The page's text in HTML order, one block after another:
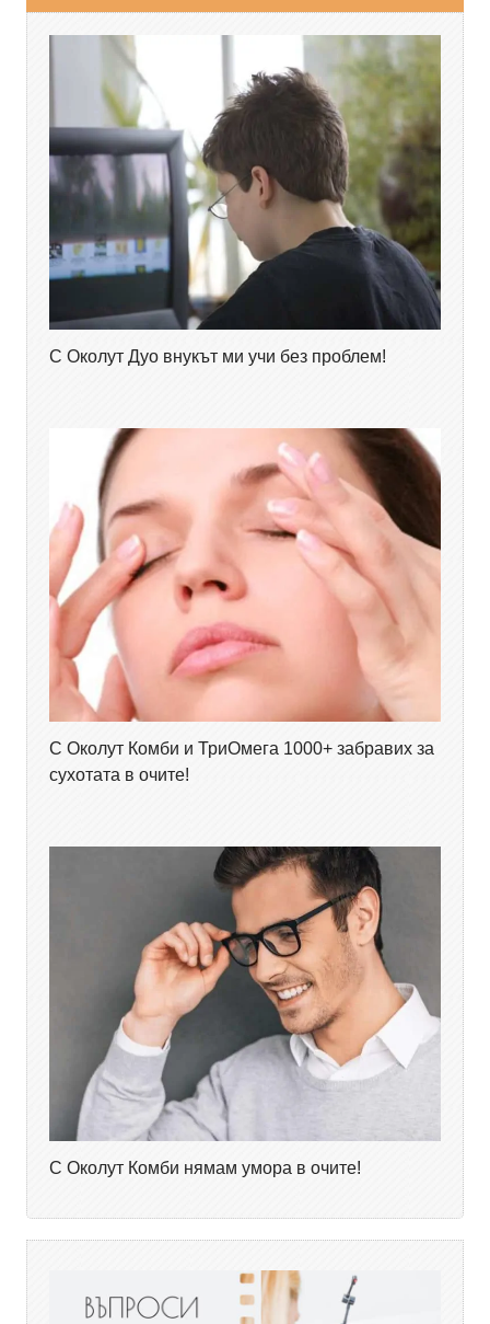
С Околут Дуо внукът ми учи без проблем!
С Околут Комби и ТриОмега 1000+ забравих за
сухотата в очите!
С Околут Комби нямам умора в очите!